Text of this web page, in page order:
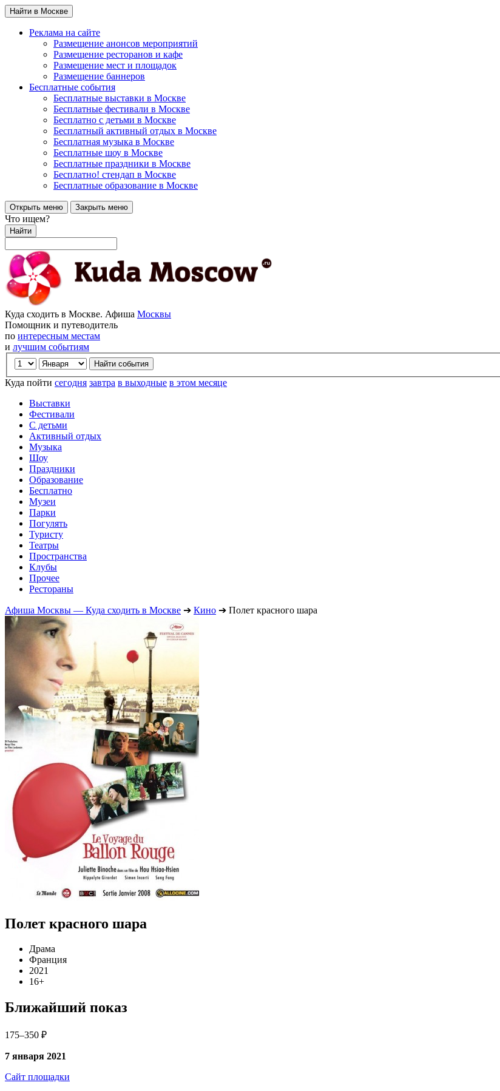
Найти в Москве
Реклама на сайте
Размещение анонсов мероприятий
Размещение ресторанов и кафе
Размещение мест и площадок
Размещение баннеров
Бесплатные события
Бесплатные выставки в Москве
Бесплатные фестивали в Москве
Бесплатно с детьми в Москве
Бесплатный активный отдых в Москве
Бесплатная музыка в Москве
Бесплатные шоу в Москве
Бесплатные праздники в Москве
Бесплатно! стендап в Москве
Бесплатные образование в Москве
Открыть меню Закрыть меню
Что ищем?
Найти
Куда сходить в Москве. Афиша Москвы
Помощник и путеводитель
по интересным местам
и лучшим событиям
Куда пойти сегодня завтра в выходные в этом месяце
Выставки
Фестивали
С детьми
Активный отдых
Музыка
Шоу
Праздники
Образование
Бесплатно
Музеи
Парки
Погулять
Туристу
Театры
Пространства
Клубы
Прочее
Рестораны
Афиша Москвы — Куда сходить в Москве ➔ Кино ➔ Полет красного шара
Полет красного шара
Драма
Франция
2021
16+
Ближайший показ
175–350 ₽
7 января 2021
Сайт площадки